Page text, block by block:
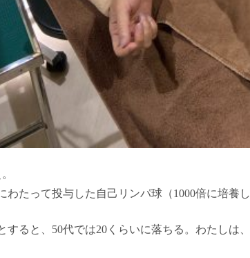
たって投与した自己リンパ球（1000倍に培養
すると、50代では20くらいに落ちる。わたしは